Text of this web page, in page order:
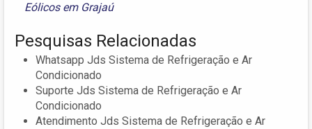
Eólicos em Grajaú
Pesquisas Relacionadas
Whatsapp Jds Sistema de Refrigeração e Ar
Condicionado
Suporte Jds Sistema de Refrigeração e Ar
Condicionado
Atendimento Jds Sistema de Refrigeração e Ar